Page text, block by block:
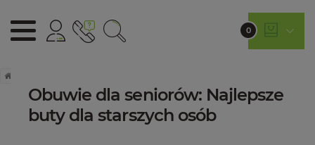
0
Obuwie dla seniorów: Najlepsze
buty dla starszych osób